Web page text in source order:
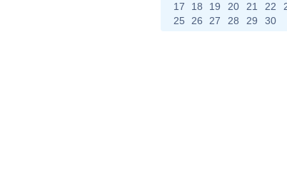
17
18 19 20 21 22
25
26 27 28 29 30